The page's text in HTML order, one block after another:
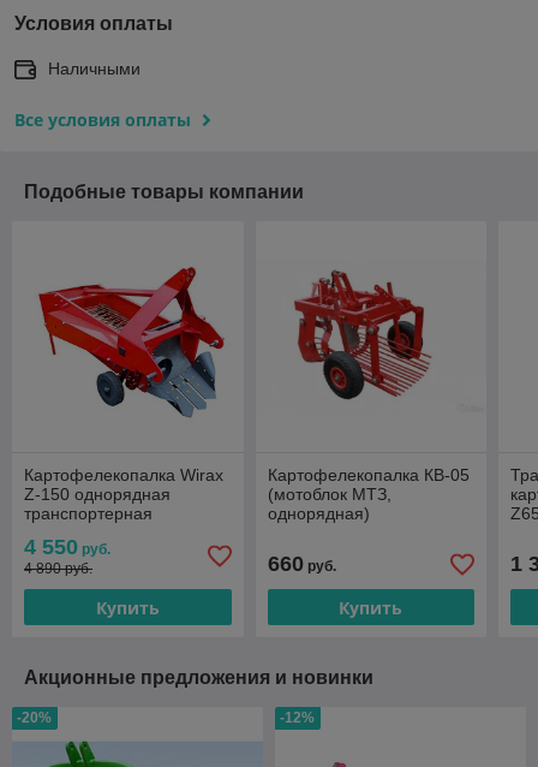
Условия оплаты
Наличными
Все условия оплаты
Подобные товары компании
Картофелекопалка Wirax
Z-150 однорядная
транспортерная
4 550 руб.
4 890 руб.
Купить
Картофелекопалка КВ-05
(мотоблок МТЗ,
однорядная)
660руб.
Купить
1
Акционные предложения и новинки
-20% -12%